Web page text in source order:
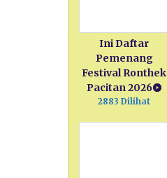
Ini Daftar
Pemenang
Festival Ronthek
Pacitan 2026
2883 Dilihat